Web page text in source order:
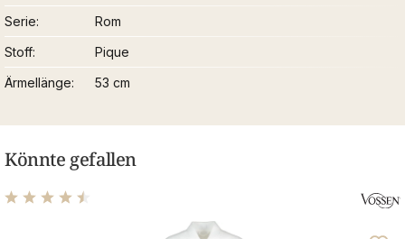
Serie
Rom
Stoff
Pique
Ärmellänge
53 cm
Könnte gefallen
Durchschnittliche Bewertung von 4.56 von 5 Sternen